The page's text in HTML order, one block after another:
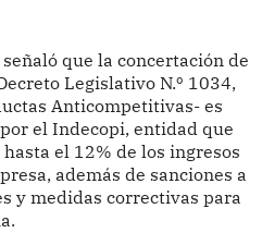
que la concertación de
Legislativo N.º 1034,
Anticompetitivas- es
el Indecopi, entidad que
el 12% de los ingresos
además de sanciones a
y medidas correctivas para